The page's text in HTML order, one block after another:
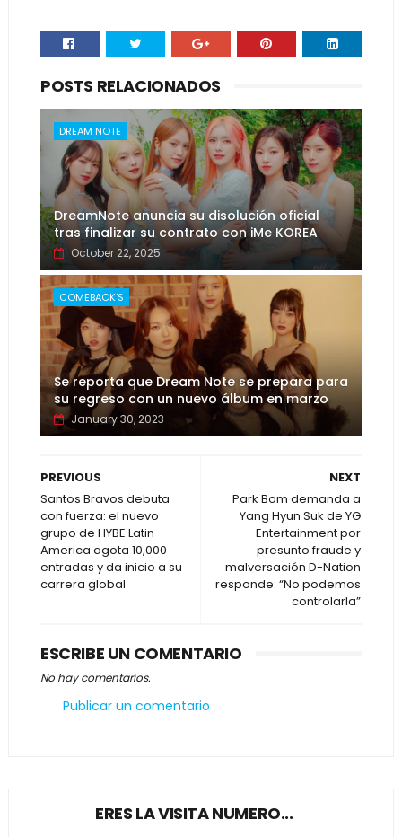
POSTS RELACIONADOS
DREAM NOTE
DreamNote anuncia su disolución oficial
tras finalizar su contrato con iMe KOREA
October 22, 2025
COMEBACK'S
Se reporta que Dream Note se prepara para
su regreso con un nuevo álbum en marzo
January 30, 2023
NEXT
Park Bom demanda a
Yang Hyun Suk de YG
Entertainment por
presunto fraude y
malversación D-Nation
responde: “No podemos
controlarla”
PREVIOUS
Santos Bravos debuta
con fuerza: el nuevo
grupo de HYBE Latin
America agota 10,000
entradas y da inicio a su
carrera global
ESCRIBE UN COMENTARIO
No hay comentarios.
Publicar un comentario
ERES LA VISITA NUMERO...